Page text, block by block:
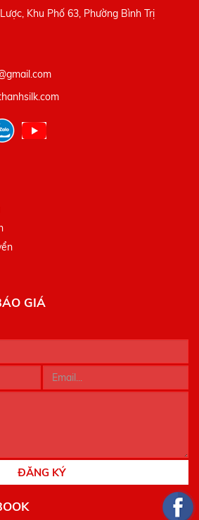
Khu Phố 63, Phường Bình Trị
GIÁ
ĐĂNG KÝ